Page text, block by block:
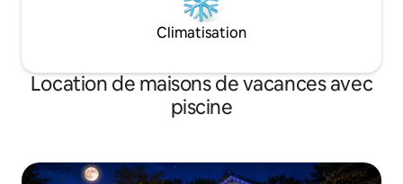
Climatisation
Location de maisons de vacances avec
piscine